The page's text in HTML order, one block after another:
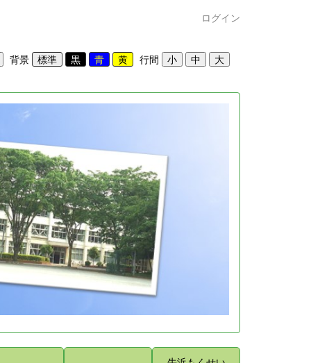
ログイン
背景 行間